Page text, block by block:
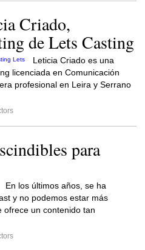
Criado,
de Lets Casting
Leticia Criado es una
licenciada en Comunicación
profesional en Leira y Serrano
para
En los últimos años, se ha
y no podemos estar más
ofrece un contenido tan